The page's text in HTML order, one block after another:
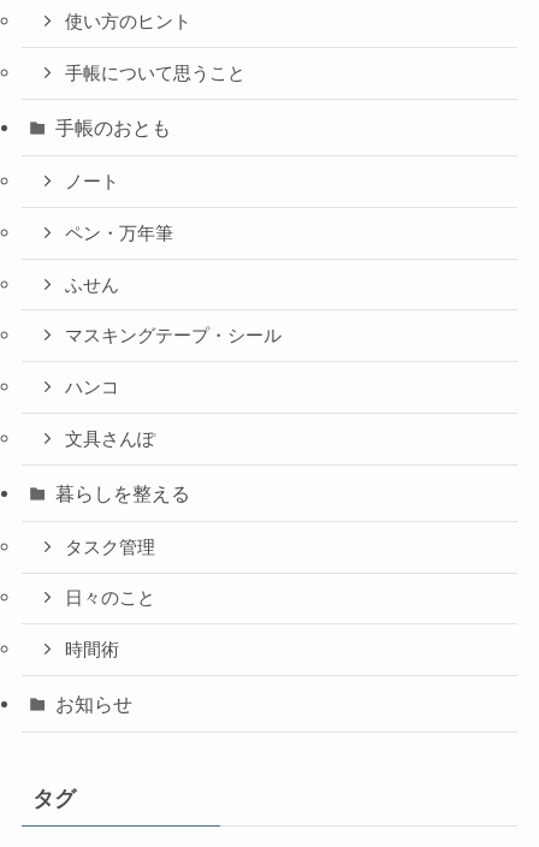
使い方のヒント
手帳について思うこと
手帳のおとも
ノート
ペン・万年筆
ふせん
マスキングテープ・シール
ハンコ
文具さんぽ
暮らしを整える
タスク管理
日々のこと
時間術
お知らせ
タグ